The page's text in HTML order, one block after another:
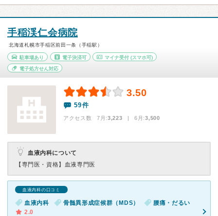
手稲渓仁会病院
北海道札幌市手稲区前田一条（手稲駅）
駐車場あり 電子決済可 マイナ受付 (スマホ可)
電子処方せん対応
3.50
59件
アクセス数 7月:3,223 | 6月:3,500
血液内科について
【専門医・資格】 血液専門医
血液内科の口コミ
血液内科 骨髄異形成症候群（MDS）
腰痛・だるい
2.0